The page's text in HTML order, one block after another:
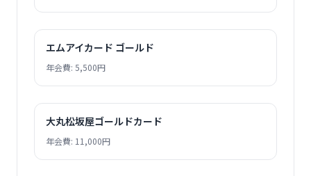
エムアイカード ゴールド
年会費: 5,500円
大丸松坂屋ゴールドカード
年会費: 11,000円